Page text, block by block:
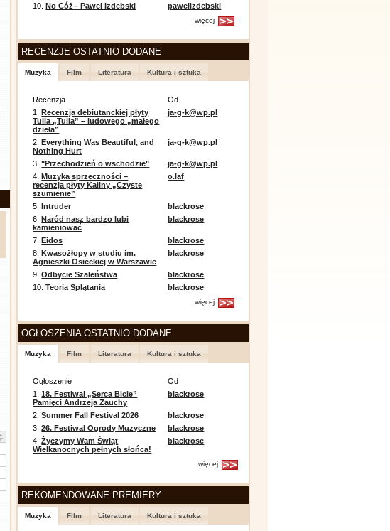
10.No Cóż - Paweł Izdebski pawelizdebski
więcej
RECENZJE OSTATNIO DODANE
Muzyka Film Literatura Kultura i sztuka
Recenzja
Od
1.Recenzja debiutanckiej płyty
Tulia „Tulia” – ludowego „małego
dzieła”
ja-g-k@wp.pl
2.Everything Was Beautiful, and
Nothing Hurt
ja-g-k@wp.pl
3."Przechodzień o wschodzie"
ja-g-k@wp.pl
4.Muzyka sprzeczności –
recenzja płyty Kaliny „Czyste
szumienie”
o.laf
5.Intruder
blackrose
6.Naród nasz bardzo lubi
kamieniować
blackrose
7.Eidos
blackrose
8.Kwasożłopy w studiu im.
Agnieszki Osieckiej w Warszawie
blackrose
9.Odbycie Szaleństwa
blackrose
10.Teoria Splątania blackrose
więcej
OGŁOSZENIA OSTATNIO DODANE
Muzyka Film Literatura Kultura i sztuka
Ogłoszenie
Od
1.18. Festiwal „Serca Bicie”
Pamięci Andrzeja Zauchy
blackrose
2.Summer Fall Festival 2026
blackrose
3.26. Festiwal Ogrody Muzyczne
blackrose
4.Życzymy Wam Świąt
Wielkanocnych pełnych słońca!
blackrose
więcej
REKOMENDOWANE PREMIERY
Muzyka Film Literatura Kultura i sztuka